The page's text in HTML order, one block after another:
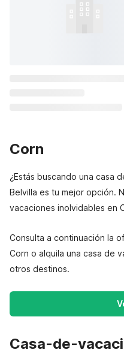
Corn
¿Estás buscando una casa
Belvilla es tu mejor opción.
vacaciones inolvidables en
Consulta a continuación la
Corn o alquila una casa de
otros destinos.
Casa-de-